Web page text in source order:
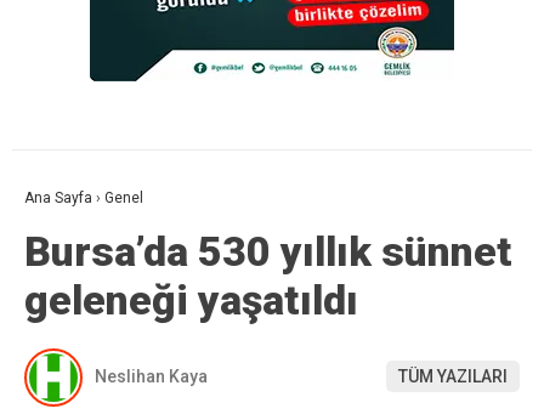
Ana Sayfa › Genel
Bursa’da 530 yıllık sünnet
geleneği yaşatıldı
Neslihan Kaya TÜM YAZILARI